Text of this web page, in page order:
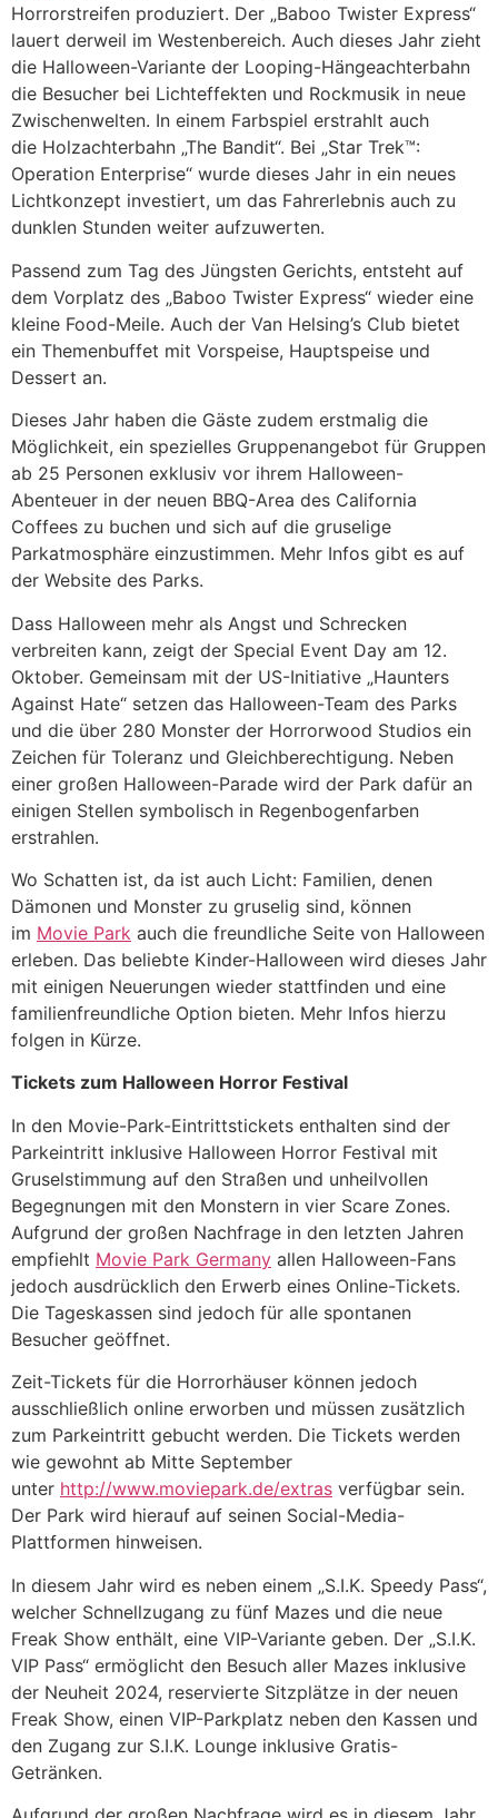
Horrorstreifen produziert. Der „Baboo Twister Express“
lauert derweil im Westenbereich. Auch dieses Jahr zieht
die Halloween-Variante der Looping-Hängeachterbahn
die Besucher bei Lichteffekten und Rockmusik in neue
Zwischenwelten. In einem Farbspiel erstrahlt auch
die Holzachterbahn „The Bandit“. Bei „Star Trek™:
Operation Enterprise“ wurde dieses Jahr in ein neues
Lichtkonzept investiert, um das Fahrerlebnis auch zu
dunklen Stunden weiter aufzuwerten.
Passend zum Tag des Jüngsten Gerichts, entsteht auf
dem Vorplatz des „Baboo Twister Express“ wieder eine
kleine Food-Meile. Auch der Van Helsing’s Club bietet
ein Themenbuffet mit Vorspeise, Hauptspeise und
Dessert an.
Dieses Jahr haben die Gäste zudem erstmalig die
Möglichkeit, ein spezielles Gruppenangebot für Gruppen
ab 25 Personen exklusiv vor ihrem Halloween-
Abenteuer in der neuen BBQ-Area des California
Coffees zu buchen und sich auf die gruselige
Parkatmosphäre einzustimmen. Mehr Infos gibt es auf
der Website des Parks.
Dass Halloween mehr als Angst und Schrecken
verbreiten kann, zeigt der Special Event Day am 12.
Oktober. Gemeinsam mit der US-Initiative „Haunters
Against Hate“ setzen das Halloween-Team des Parks
und die über 280 Monster der Horrorwood Studios ein
Zeichen für Toleranz und Gleichberechtigung. Neben
einer großen Halloween-Parade wird der Park dafür an
einigen Stellen symbolisch in Regenbogenfarben
erstrahlen.
Wo Schatten ist, da ist auch Licht: Familien, denen
Dämonen und Monster zu gruselig sind, können
im Movie Park auch die freundliche Seite von Halloween
erleben. Das beliebte Kinder-Halloween wird dieses Jahr
mit einigen Neuerungen wieder stattfinden und eine
familienfreundliche Option bieten. Mehr Infos hierzu
folgen in Kürze.
Tickets zum Halloween Horror Festival
In den Movie-Park-Eintrittstickets enthalten sind der
Parkeintritt inklusive Halloween Horror Festival mit
Gruselstimmung auf den Straßen und unheilvollen
Begegnungen mit den Monstern in vier Scare Zones.
Aufgrund der großen Nachfrage in den letzten Jahren
empfiehlt Movie Park Germany allen Halloween-Fans
jedoch ausdrücklich den Erwerb eines Online-Tickets.
Die Tageskassen sind jedoch für alle spontanen
Besucher geöffnet.
Zeit-Tickets für die Horrorhäuser können jedoch
ausschließlich online erworben und müssen zusätzlich
zum Parkeintritt gebucht werden. Die Tickets werden
wie gewohnt ab Mitte September
unter http://www.moviepark.de/extras verfügbar sein.
Der Park wird hierauf auf seinen Social-Media-
Plattformen hinweisen.
In diesem Jahr wird es neben einem „S.I.K. Speedy Pass“,
welcher Schnellzugang zu fünf Mazes und die neue
Freak Show enthält, eine VIP-Variante geben. Der „S.I.K.
VIP Pass“ ermöglicht den Besuch aller Mazes inklusive
der Neuheit 2024, reservierte Sitzplätze in der neuen
Freak Show, einen VIP-Parkplatz neben den Kassen und
den Zugang zur S.I.K. Lounge inklusive Gratis-
Getränken.